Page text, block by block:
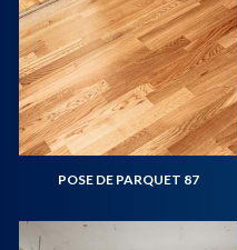
POSE DE PARQUET 87